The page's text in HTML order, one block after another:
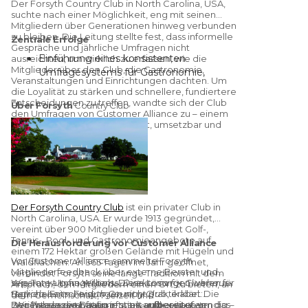
Der Forsyth Country Club in North Carolina, USA,
suchte nach einer Möglichkeit, eng mit seinen
Mitgliedern über Generationen hinweg verbunden
zu bleiben. Die Leitung stellte fest, dass informelle
Gespräche und jährliche Umfragen nicht
ausreichten, um wirklich zu erfassen, wie die
Mitglieder über den Club, die Gastronomie,
Veranstaltungen und Einrichtungen dachten. Um
die Loyalität zu stärken und schnellere, fundiertere
Entscheidungen zu treffen, wandte sich der Club
den Umfragen von Customer Alliance zu – einem
Tool, das Feedback strukturiert, umsetzbar und
leicht teilbar macht.
Zentrale Erfolge
Einführung eines konsistenten
Umfragesystems für Gastronomie,
Veranstaltungen und vierteljährliche
Mitglieder-Check-ins
695 Bewertungen in den letzten sechs
Monaten über drei Fragebögen
gesammelt (656 positiv, 38 neutral, 1
negativ)
Verbesserung des Marken-NPS von 63
auf 70 in weniger als drei Monaten
Steigerung des Food-bezogenen
Customer Satisfaction Scores (CSAT) um
13 % pro Monat
Gesamter CSAT verbesserte sich um
mehr als 10 % pro Monat
Über ForsythCountry Club
Der Forsyth Country Club ist ein privater Club in
North Carolina, USA. Er wurde 1913 gegründet,
vereint über 900 Mitglieder und bietet Golf-,
Tennis-, Pool- und Gastronomieangebote auf
einem 172 Hektar großen Gelände mit Hügeln und
Waldflächen. An 365 Tagen im Jahr geöffnet,
verbindet Forsyth seine lange Tradition mit dem
Anspruch, den Mitgliedern einen Ort zu bieten, an
dem Gemeinschaft, Freizeit und
Die Herausforderung vor Customer Alliance
Vor Customer Alliance sammelte Forsyth
Mitgliederfeedback über externe Berater und
separate Umfragetools. Diese Lösungen waren für
tägliche Entscheidungen nicht praktikabel. Die
Berichte lagen häufig in stark aufbereiteten
Wie Tonya Lynn Williams,Direktorin für Clubhaus-
Betrieb beim Forsyth Country Club, erklärt:
„Wir haben die Daten oft neu aufbereitet, um das
Der Prozess war fragmentiert und zeitaufwendig –